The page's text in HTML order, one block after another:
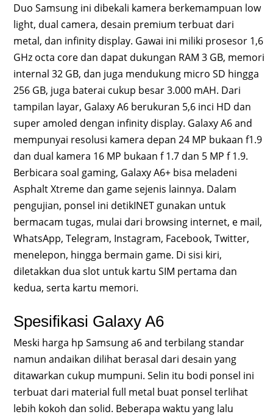
Duo Samsung ini dibekali kamera berkemampuan low
light, dual camera, desain premium terbuat dari
metal, dan infinity display. Gawai ini miliki prosesor 1,6
GHz octa core dan dapat dukungan RAM 3 GB, memori
internal 32 GB, dan juga mendukung micro SD hingga
256 GB, juga baterai cukup besar 3.000 mAH. Dari
tampilan layar, Galaxy A6 berukuran 5,6 inci HD dan
super amoled dengan infinity display. Galaxy A6 and
mempunyai resolusi kamera depan 24 MP bukaan f1.9
dan dual kamera 16 MP bukaan f 1.7 dan 5 MP f 1.9.
Berbicara soal gaming, Galaxy A6+ bisa meladeni
Asphalt Xtreme dan game sejenis lainnya. Dalam
pengujian, ponsel ini detikINET gunakan untuk
bermacam tugas, mulai dari browsing internet, e mail,
WhatsApp, Telegram, Instagram, Facebook, Twitter,
menelepon, hingga bermain game. Di sisi kiri,
diletakkan dua slot untuk kartu SIM pertama dan
kedua, serta kartu memori.
Spesifikasi Galaxy A6
Meski harga hp Samsung a6 and terbilang standar
namun andaikan dilihat berasal dari desain yang
ditawarkan cukup mumpuni. Selin itu bodi ponsel ini
terbuat dari material full metal buat ponsel terlihat
lebih kokoh dan solid. Beberapa waktu yang lalu